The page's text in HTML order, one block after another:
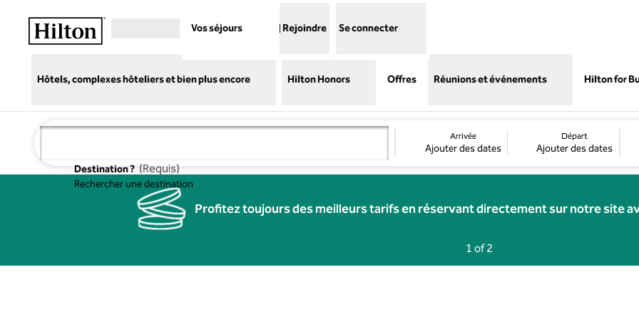
Vos séjours Rejoindre Se connecter
Hôtels, complexes hôteliers et bien plus encore Hilton Honors Offres Réunions et événements Hilton for
Destination ? (Requis)
Rechercher une destination
Arrivée
Ajouter des dates
Départ
Ajouter des dates
Profitez toujours des meilleurs tarifs en réservant directement sur notre site
Page 1 of 2
Previous Page, 2 of 2
1 of 2